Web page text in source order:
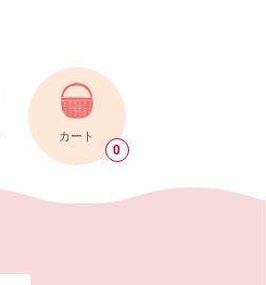
カート
0